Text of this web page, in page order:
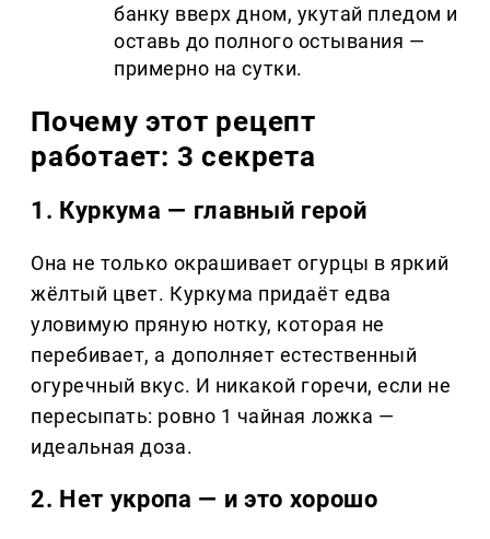
банку вверх дном, укутай пледом и
оставь до полного остывания —
примерно на сутки.
Почему этот рецепт
работает: 3 секрета
1. Куркума — главный герой
Она не только окрашивает огурцы в яркий
жёлтый цвет. Куркума придаёт едва
уловимую пряную нотку, которая не
перебивает, а дополняет естественный
огуречный вкус. И никакой горечи, если не
пересыпать: ровно 1 чайная ложка —
идеальная доза.
2. Нет укропа — и это хорошо